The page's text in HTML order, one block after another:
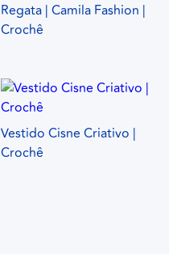
Regata | Camila Fashion |
Crochê
Vestido Cisne Criativo |
Crochê